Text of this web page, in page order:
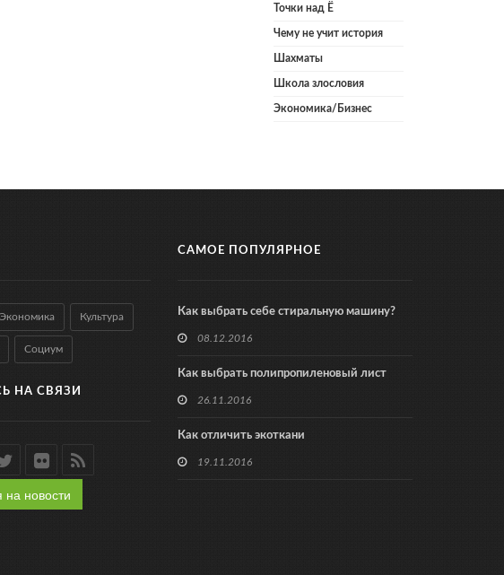
Точки над Ё
Чему не учит история
Шахматы
Школа злословия
Экономика/Бизнес
Экономика Культура
Социум
НА СВЯЗИ
на новости
САМОЕ ПОПУЛЯРНОЕ
Как выбрать себе стиральную машину?
08.12.2016
Как выбрать полипропиленовый лист
26.11.2016
Как отличить экоткани
19.11.2016